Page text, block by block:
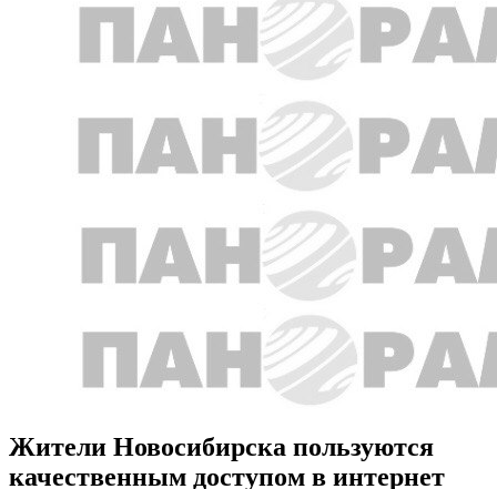
Жители Новосибирска пользуются
качественным доступом в интернет